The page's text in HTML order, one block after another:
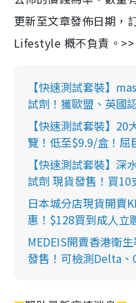
更新至文章發佈日期，
Lifestyle 概不負責。>>
【快速測試套裝】
試劑！獲歐盟、英國
【快速測試套裝】
覽！低至$9.9/盒！
【快速測試套裝】
試劑 現貨發售！買10
日本城分店現貨開賣
惠！$128買到成人立
MEDEIS開賣香港衛
發售！可檢測Delta